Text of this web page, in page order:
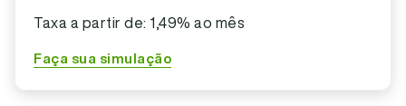
Taxa a partir de: 1,49% ao mês
Faça sua simulação